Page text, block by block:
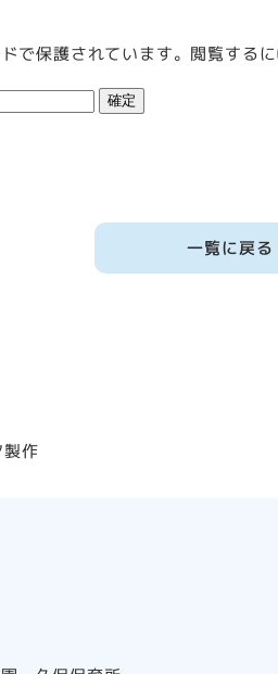
で保護されています。閲覧する
一覧に戻る
作